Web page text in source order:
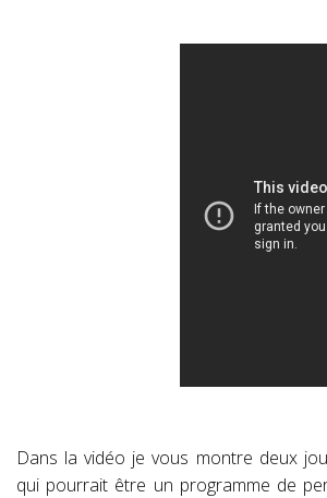
Dans la vidéo je vous montre deux
qui pourrait être un programme de